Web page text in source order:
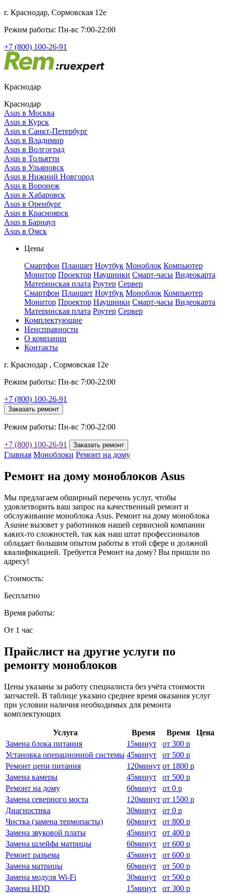
г. Краснодар, Сормовская 12е
Режим работы: Пн-вс 7:00-22:00
+7 (800) 100-26-91
Краснодар
Краснодар
Asus в Москва
Asus в Курск
Asus в Санкт-Петербург
Asus в Владимир
Asus в Волгоград
Asus в Тольятти
Asus в Ульяновск
Asus в Нижний Новгород
Asus в Воронеж
Asus в Хабаровск
Asus в Оренбург
Asus в Красноярск
Asus в Барнаул
Asus в Омск
Цены
Смартфон Планшет Ноутбук Моноблок Компьютер
Монитор Проектор Наушники Смарт-часы Видеокарта
Материнская плата Роутер Сервер
Смартфон Планшет Ноутбук Моноблок Компьютер
Монитор Проектор Наушники Смарт-часы Видеокарта
Материнская плата Роутер Сервер
Комплектующие
Неисправности
О компании
Контакты
г. Краснодар , Сормовская 12е
Режим работы: Пн-вс 7:00-22:00
+7 (800) 100-26-91
Заказать ремонт
Режим работы: Пн-вс 7:00-22:00
+7 (800) 100-26-91 Заказать ремонт
Главная Моноблоки Ремонт на дому
Ремонт на дому моноблоков Asus
Мы предлагаем обширный перечень услуг, чтобы
удовлетворить ваш запрос на качественный ремонт и
обслуживание моноблока Asus. Ремонт на дому моноблока
Asusне вызовет у работников нашей сервисной компании
каких-то сложностей, так как наш штат профессионалов
обладает большим опытом работы в этой сфере и должной
квалификацией. Требуется Ремонт на дому? Вы пришли по
адресу!
Стоимость:
Бесплатно
Время работы:
От 1 час
Прайслист на другие услуги по
ремонту моноблоков
Цены указаны за работу специалиста без учёта стоимости
запчастей. В таблице указано среднее время оказания услуг
при условии наличия необходимых для ремонта
комплектующих
Услуга Время Время
Цена
Замена блока питания
15минут от 300 р
Установка операционной системы 45минут от 500 р
Ремонт цепи питания
120минут от 1800 р
Замена камеры
45минут от 500 р
Ремонт на дому
60минут от 0 р
Замена северного моста
120минут от 1500 р
Диагностика
30минут от 0 р
Чистка (замена термопасты)
60минут от 800 р
Замена звуковой платы
45минут от 400 р
Замена шлейфа матрицы
60минут от 600 р
Ремонт разъема
45минут от 600 р
Замена матрицы
60минут от 500 р
Замена модуля Wi-Fi
30минут от 500 р
Замена HDD
15минут от 300 р